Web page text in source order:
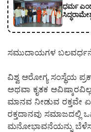
ಧರ್ಮ
ಸಮುದಾಯಗಳ ಬಲವರ್ಧನೆಗೆ
ವಿಶ್ವ ಆರೋಗ್ಯ ಸಂಸ್ಥೆಯ
ಅಥವಾ ಕೃತಕ
ಮಾನವ ನೀಡುವ ರಕ್ತವೇ
ರಕ್ತದಾನವು ಸಮಾಜದಲ್ಲಿ
ಮನೋಭಾವನೆಯನ್ನು